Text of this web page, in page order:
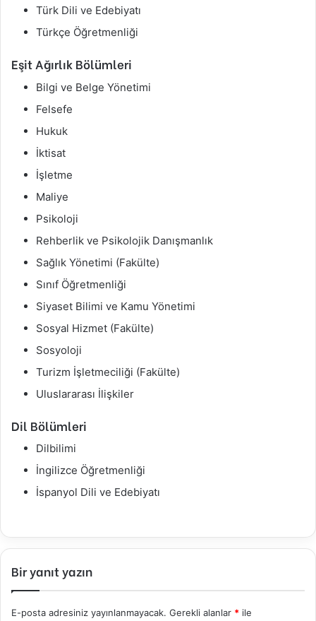
Türk Dili ve Edebiyatı
Türkçe Öğretmenliği
Eşit Ağırlık Bölümleri
Bilgi ve Belge Yönetimi
Felsefe
Hukuk
İktisat
İşletme
Maliye
Psikoloji
Rehberlik ve Psikolojik Danışmanlık
Sağlık Yönetimi (Fakülte)
Sınıf Öğretmenliği
Siyaset Bilimi ve Kamu Yönetimi
Sosyal Hizmet (Fakülte)
Sosyoloji
Turizm İşletmeciliği (Fakülte)
Uluslararası İlişkiler
Dil Bölümleri
Dilbilimi
İngilizce Öğretmenliği
İspanyol Dili ve Edebiyatı
Bir yanıt yazın
E-posta adresiniz yayınlanmayacak. Gerekli alanlar * ile